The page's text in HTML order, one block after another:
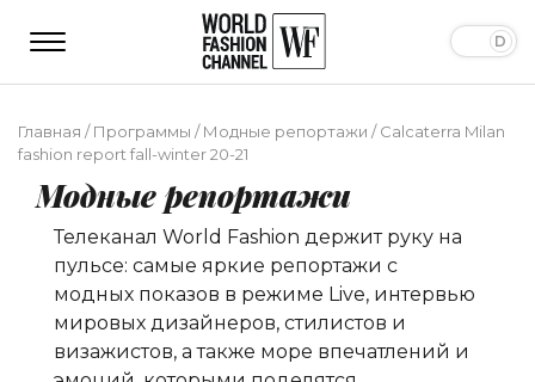
Главная /Программы /Модные репортажи /Calcaterra Milan
fashion report fall-winter 20-21
Модные репортажи
Телеканал World Fashion держит руку на
пульсе: самые яркие репортажи с
модных показов в режиме Live, интервью
мировых дизайнеров, стилистов и
визажистов, а также море впечатлений и